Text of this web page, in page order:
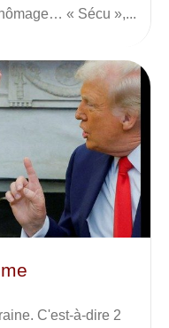
« Sécu »,...
C'est-à-dire 2